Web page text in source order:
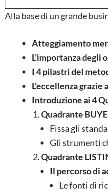
Alla base di un grande
Atteggiamento
L’importanza degli
I 4 pilastri del
L’eccellenza
Introduzione ai 4
Quadrante
Fissa gli
Gli strumenti
Quadrante
Il percorso di
Le fonti di